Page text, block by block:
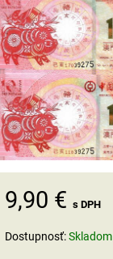
9,90 €s DPH
Dostupnosť:Skladom